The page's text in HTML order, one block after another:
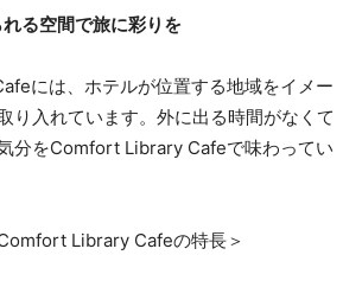
る空間で旅に彩りを
には、ホテルが位置する地域をイメー
り入れています。外に出る時間がなくて
分をComfort Library Cafeで味わってい
Library Cafeの特長＞